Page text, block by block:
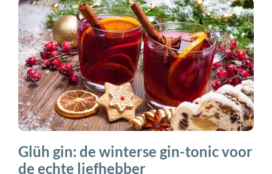
Glüh gin: de winterse gin-tonic voor
de echte liefhebber